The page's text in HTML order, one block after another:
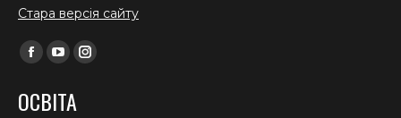
Стара версія сайту
Find us on:
Facebook
opens
YouTube
opens
Instagram
ОСВІТА